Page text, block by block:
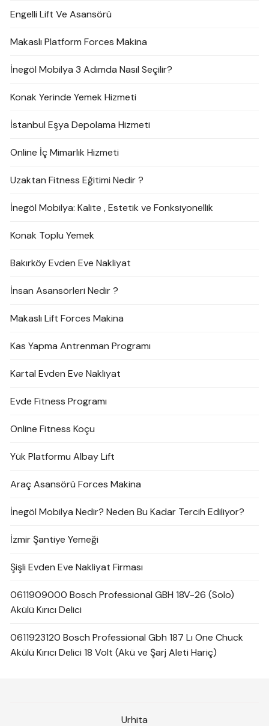
Engelli Lift Ve Asansörü
Makaslı Platform Forces Makina
İnegöl Mobilya 3 Adımda Nasıl Seçilir?
Konak Yerinde Yemek Hizmeti
İstanbul Eşya Depolama Hizmeti
Online İç Mimarlık Hizmeti
Uzaktan Fitness Eğitimi Nedir ?
İnegöl Mobilya: Kalite , Estetik ve Fonksiyonellik
Konak Toplu Yemek
Bakırköy Evden Eve Nakliyat
İnsan Asansörleri Nedir ?
Makaslı Lift Forces Makina
Kas Yapma Antrenman Programı
Kartal Evden Eve Nakliyat
Evde Fitness Programı
Online Fitness Koçu
Yük Platformu Albay Lift
Araç Asansörü Forces Makina
İnegöl Mobilya Nedir? Neden Bu Kadar Tercih Ediliyor?
İzmir Şantiye Yemeği
Şişli Evden Eve Nakliyat Firması
0611909000 Bosch Professional GBH 18V-26 (Solo)
Akülü Kırıcı Delici
0611923120 Bosch Professional Gbh 187 Lı One Chuck
Akülü Kırıcı Delici 18 Volt (Akü ve Şarj Aleti Hariç)
Urhita